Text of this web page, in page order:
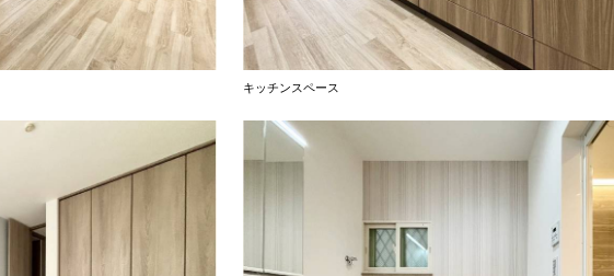
キッチンスペース